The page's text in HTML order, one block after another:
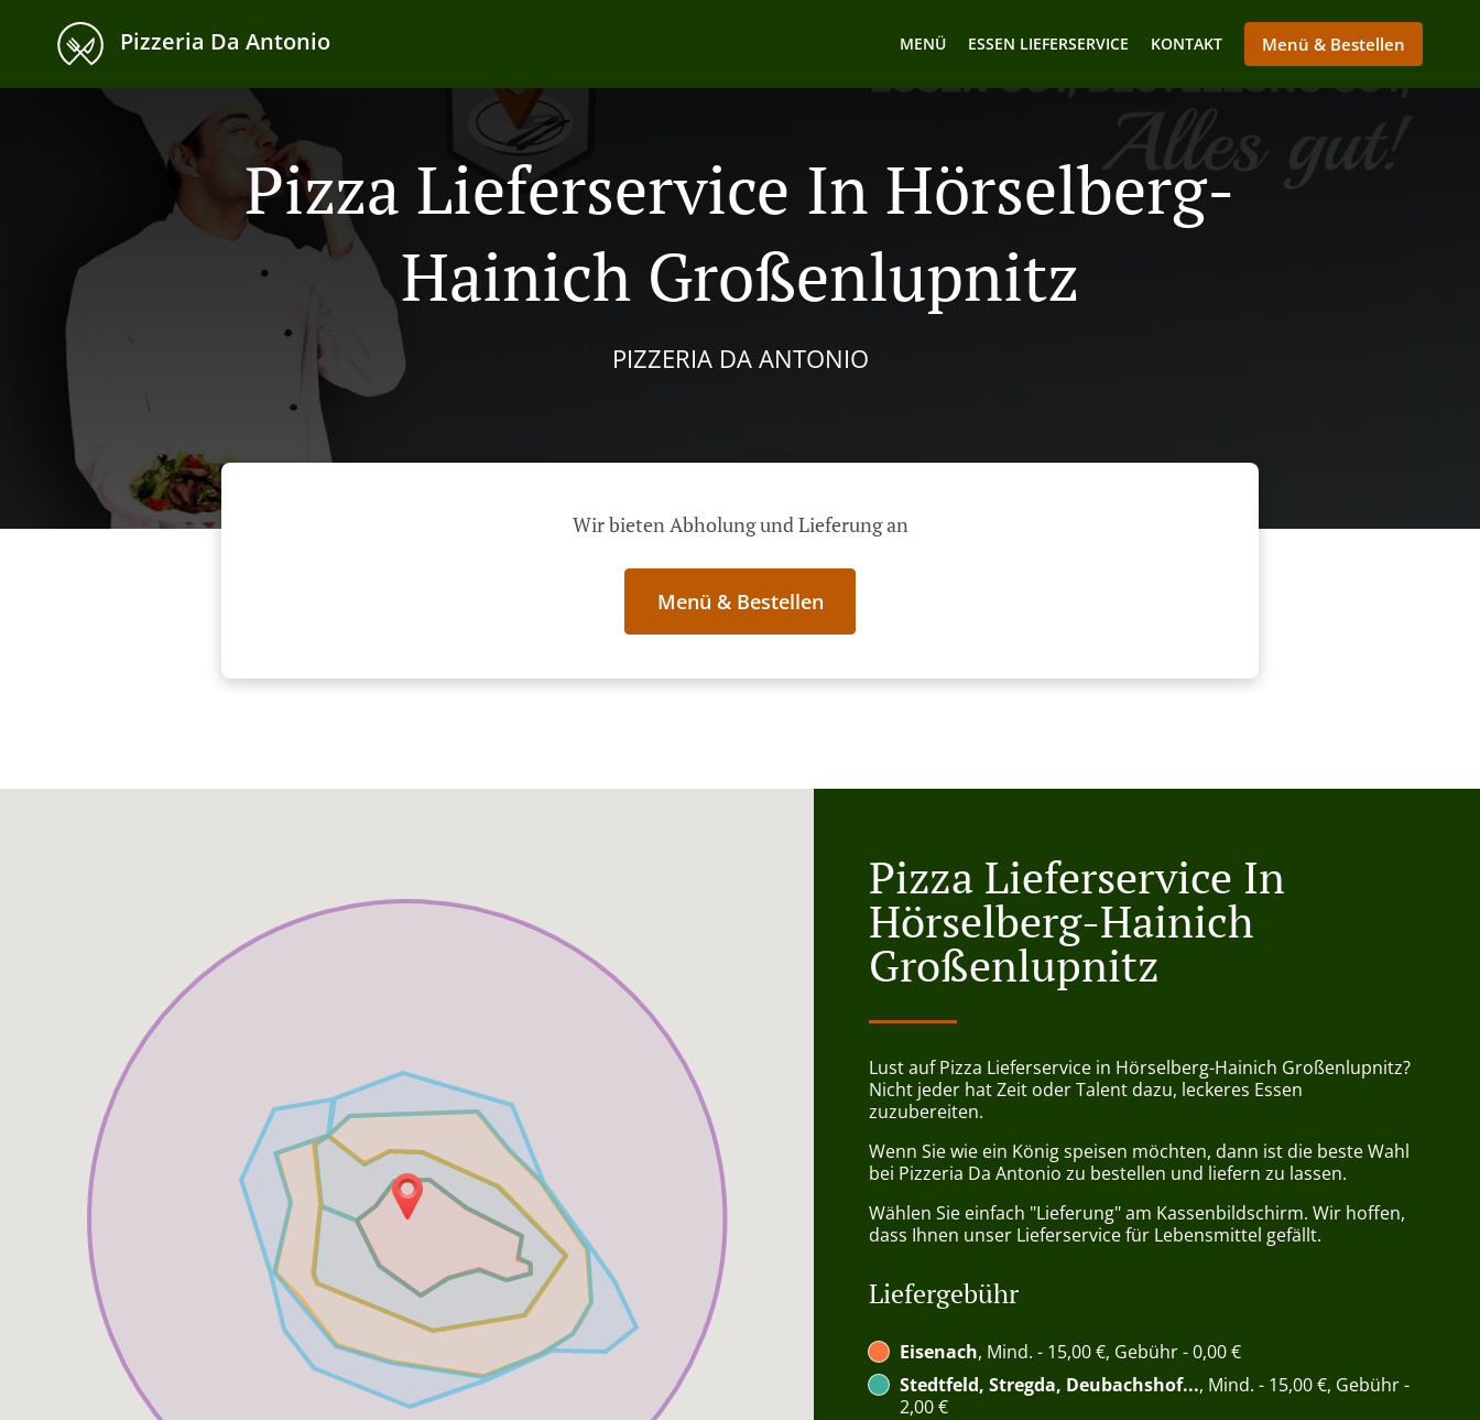
Pizzeria Da Antonio MENÜ ESSEN LIEFERSERVICE KONTAKT Menü & Bestellen
Pizza Lieferservice In Hörselberg-
Hainich Großenlupnitz
PIZZERIA DA ANTONIO
Wir bieten Abholung und Lieferung an
Menü & Bestellen
Pizza Lieferservice In
Hörselberg-Hainich
Großenlupnitz
Lust auf Pizza Lieferservice in Hörselberg-Hainich Großenlupnitz?
Nicht jeder hat Zeit oder Talent dazu, leckeres Essen
zuzubereiten.
Wenn Sie wie ein König speisen möchten, dann ist die beste Wahl
bei Pizzeria Da Antonio zu bestellen und liefern zu lassen.
Wählen Sie einfach "Lieferung" am Kassenbildschirm. Wir hoffen,
dass Ihnen unser Lieferservice für Lebensmittel gefällt.
Liefergebühr
Eisenach, Mind. - 15,00 €, Gebühr - 0,00 €
Stedtfeld, Stregda, Deubachshof..., Mind. - 15,00 €, Gebühr -
2,00 €